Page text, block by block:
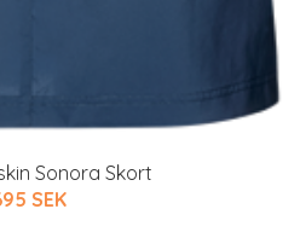
Sonora Skort
SEK